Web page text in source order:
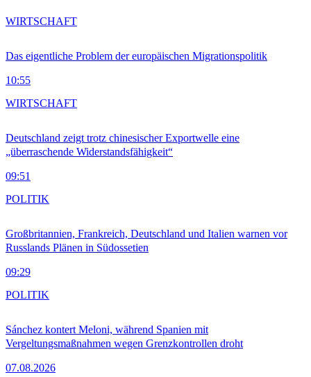
Das eigentliche Problem der europäischen Migrationspolitik
10:55
WIRTSCHAFT
Deutschland zeigt trotz chinesischer Exportwelle eine
„überraschende Widerstandsfähigkeit“
09:51
WIRTSCHAFT
Großbritannien, Frankreich, Deutschland und Italien warnen vor
Russlands Plänen in Südossetien
09:29
POLITIK
Sánchez kontert Meloni, während Spanien mit
Vergeltungsmaßnahmen wegen Grenzkontrollen droht
07.08.2026
POLITIK